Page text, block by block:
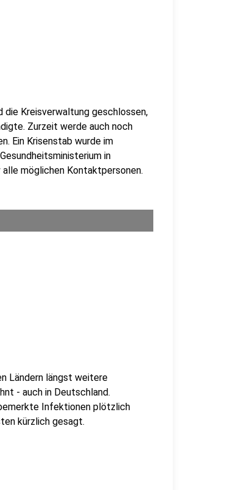
die Kreisverwaltung geschlossen,
Zurzeit werde auch noch
Ein Krisenstab wurde im
in
möglichen Kontaktpersonen.
Ländern längst weitere
- auch in Deutschland.
Infektionen plötzlich
kürzlich gesagt.